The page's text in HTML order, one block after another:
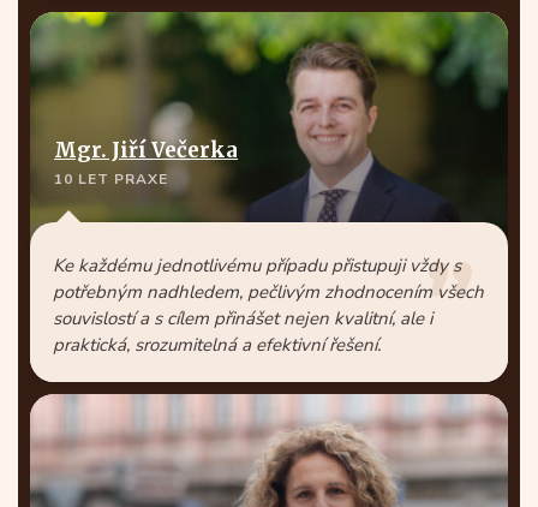
Mgr. Jiří Večerka
10 LET PRAXE
Ke každému jednotlivému případu přistupuji vždy s
potřebným nadhledem, pečlivým zhodnocením všech
souvislostí a s cílem přinášet nejen kvalitní, ale i
praktická, srozumitelná a efektivní řešení.